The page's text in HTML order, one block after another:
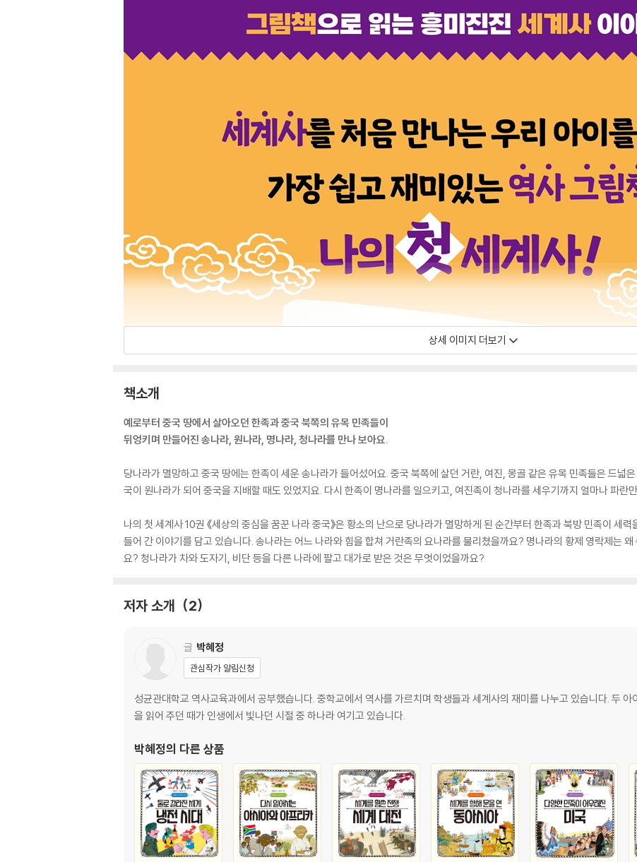
상세 이미지 더보기
책소개
예로부터 중국 땅에서 살아오던 한족과 중국 북쪽의 유목 민족들이
뒤엉키며 만들어진 송나라, 원나라, 명나라, 청나라를 만나 보아요.
당나라가 멸망하고 중국 땅에는 한족이 세운 송나라가 들어섰어요. 중국 북쪽에 살던 거란, 여진, 몽골 같은 유목 민족들은 드넓
국이 원나라가 되어 중국을 지배할 때도 있었지요. 다시 한족이 명나라를 일으키고, 여진족이 청나라를 세우기까지 얼마나 파란
나의 첫 세계사 10권 《세상의 중심을 꿈꾼 나라 중국》은 황소의 난으로 당나라가 멸망하게 된 순간부터 한족과 북방 민족이 세
들어 간 이야기를 담고 있습니다. 송나라는 어느 나라와 힘을 합쳐 거란족의 요나라를 물리쳤을까요? 명나라의 황제 영락제는
요? 청나라가 차와 도자기, 비단 등을 다른 나라에 팔고 대가로 받은 것은 무엇이었을까요?
저자 소개 2
글 박혜정
관심작가 알림신청
성균관대학교 역사교육과에서 공부했습니다. 중학교에서 역사를 가르치며 학생들과 세계사의 재미를 나누고 있습니다. 두
을 읽어 주던 때가 인생에서 빛나던 시절 중 하나라 여기고 있습니다.
박혜정의 다른 상품